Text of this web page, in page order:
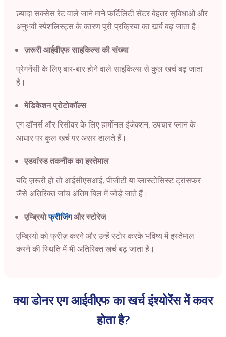
ज़्यादा सक्सेस रेट वाले जाने माने फर्टिलिटी सेंटर बेहतर सुविधाओं और
अनुभवी स्पेशलिस्ट्स के कारण पूरी प्रक्रिया का खर्च बढ़ जाता है।
ज़रूरी आईवीएफ साइकिल्स की संख्या
प्रेगनेंसी के लिए बार-बार होने वाले साइकिल्स से कुल खर्च बढ़ जाता
है।
मेडिकेशन प्रोटोकॉल्स
एग डॉनर्स और रिसीवर के लिए हार्मोनल इंजेक्शन, उपचार प्लान के
आधार पर कुल खर्च पर असर डालते हैं।
एडवांस्ड तकनीक का इस्तेमाल
यदि ज़रूरी हो तो आईसीएसआई, पीजीटी या ब्लास्टोसिस्ट ट्रांसफर
जैसे अतिरिक्त जांच अंतिम बिल में जोड़े जाते हैं।
एम्ब्रियोफ्रीजिंगऔर स्टोरेज
एम्ब्रियो को फ्रीज़ करने और उन्हें स्टोर करके भविष्य में इस्तेमाल
करने की स्थिति में भी अतिरिक्त खर्च बढ़ जाता है।
क्या डोनर एग आईवीएफ का खर्च इंश्योरेंस में कवर
होता है?